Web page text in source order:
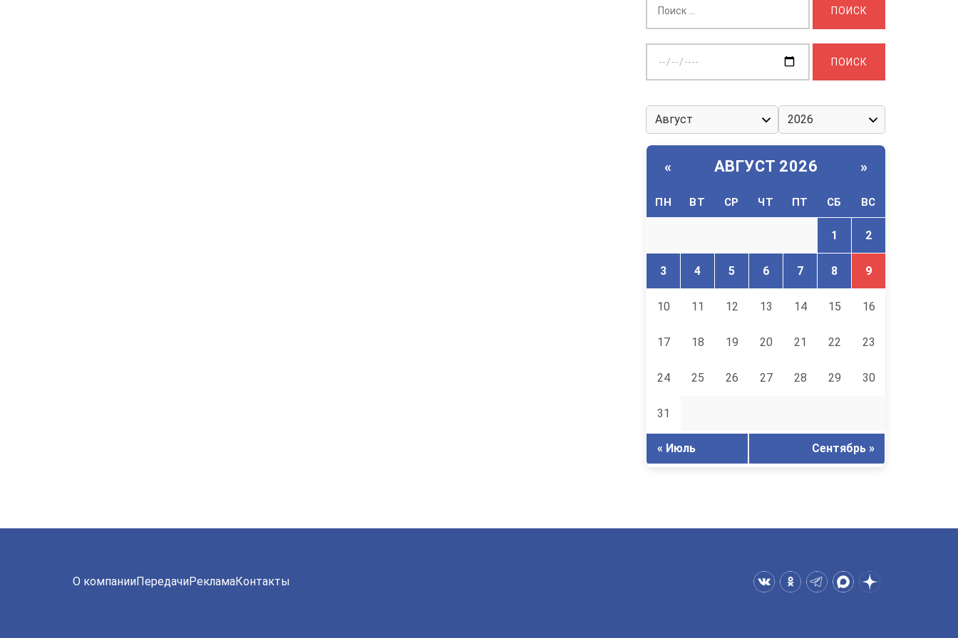
дату:
« АВГУСТ 2026 »
ПН ВТ СР ЧТ ПТ СБ ВС
1 2
3 4 5 6 7 8 9
10 11 12 13 14 15 16
17 18 19 20 21 22 23
24 25 26 27 28 29 30
31
« Июль Сентябрь »
О компанииПередачиРекламаКонтакты